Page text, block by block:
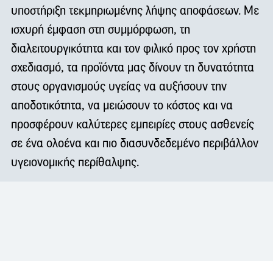
υποστήριξη τεκμηριωμένης λήψης αποφάσεων. Με
ισχυρή έμφαση στη συμμόρφωση, τη
διαλειτουργικότητα και τον φιλικό προς τον χρήστη
σχεδιασμό, τα προϊόντα μας δίνουν τη δυνατότητα
στους οργανισμούς υγείας να αυξήσουν την
αποδοτικότητα, να μειώσουν το κόστος και να
προσφέρουν καλύτερες εμπειρίες στους ασθενείς
σε ένα ολοένα και πιο διασυνδεδεμένο περιβάλλον
υγειονομικής περίθαλψης.